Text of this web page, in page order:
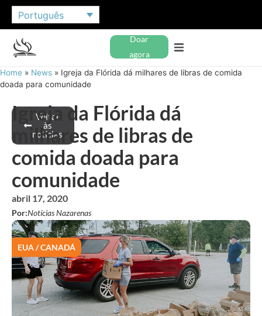
Português
Doar
agora
Home » News » Igreja da Flórida dá milhares de libras de comida
doada para comunidade
Voltar
às
notícias
Igreja da Flórida dá
milhares de libras de
comida doada para
comunidade
abril 17, 2020
Por:Notícias Nazarenas
EUA / CANADÁ